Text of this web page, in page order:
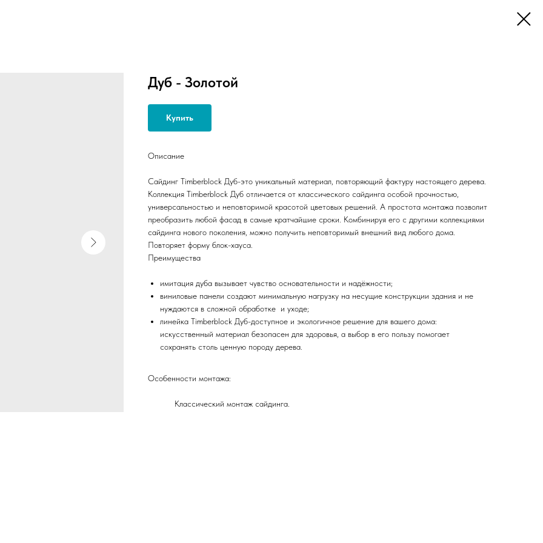
Дуб - Золотой
Купить
Описание
Сайдинг Timberblock Дуб-это уникальный материал, повторяющий фактуру настоящего дерева.
Коллекция Timberblock Дуб отличается от классического сайдинга особой прочностью,
универсальностью и неповторимой красотой цветовых решений. А простота монтажа позволит
преобразить любой фасад в самые кратчайшие сроки. Комбинируя его с другими коллекциями
сайдинга нового поколения, можно получить неповторимый внешний вид любого дома.
Повторяет форму блок-хауса.
Преимущества
имитация дуба вызывает чувство основательности и надёжности;
виниловые панели создают минимальную нагрузку на несущие конструкции здания и не
нуждаются в сложной обработке и уходе;
линейка Timberblock Дуб-доступное и экологичное решение для вашего дома:
искусственный материал безопасен для здоровья, а выбор в его пользу помогает
сохранять столь ценную породу дерева.
Особенности монтажа:
Классический монтаж сайдинга.